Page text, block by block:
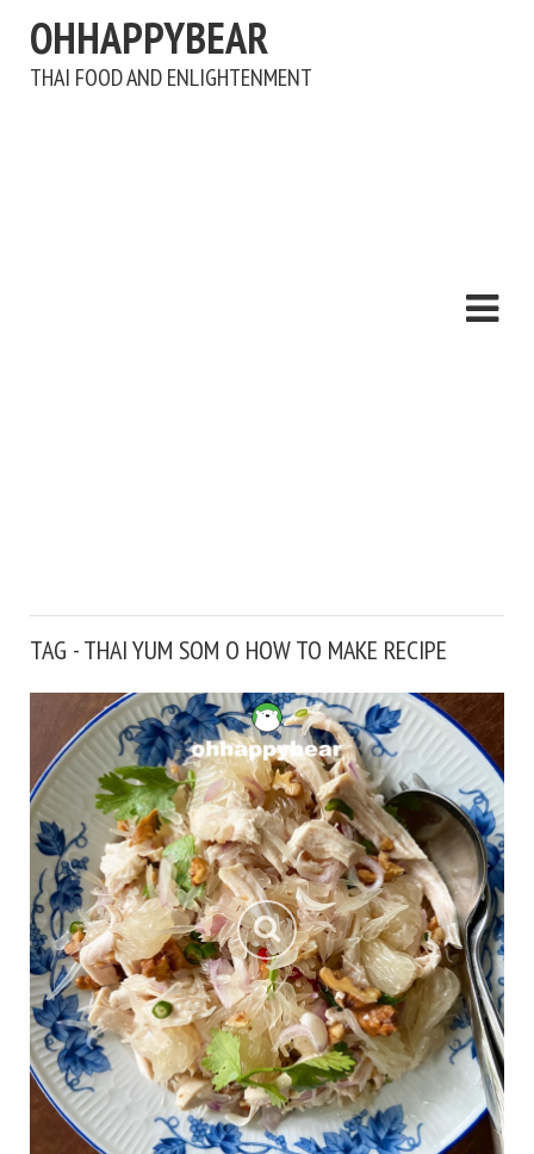
OHHAPPYBEAR
THAI FOOD AND ENLIGHTENMENT
TAG - THAI YUM SOM O HOW TO MAKE RECIPE